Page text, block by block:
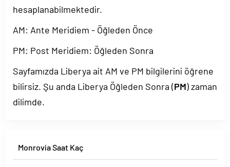
hesaplanabilmektedir.
AM: Ante Meridiem - Öğleden Önce
PM: Post Meridiem: Öğleden Sonra
Sayfamızda Liberya ait AM ve PM bilgilerini öğrene
bilirsiz. Şu anda Liberya Öğleden Sonra (PM) zaman
dilimde.
Monrovia Saat Kaç